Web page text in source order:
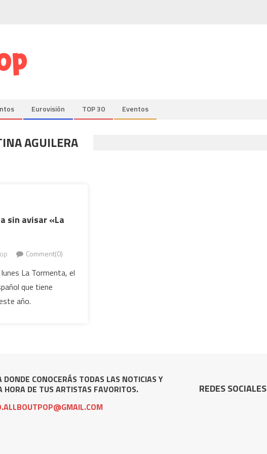
Eurovisión TOP 30 Eventos
AGUILERA
sin avisar «La
Comment(0)
La Tormenta, el
que tiene
año.
CONOCERÁS TODAS LAS NOTICIAS Y
HORA DE TUS ARTISTAS FAVORITOS.
REDES SOCIALES